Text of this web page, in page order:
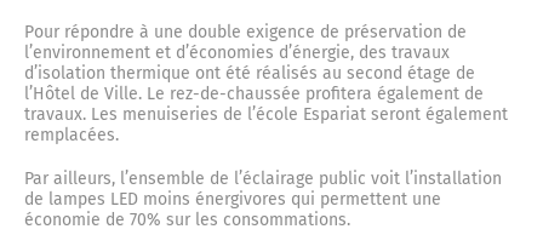
Les baraques militaires
La poudrière Lucrèce
La place Saint-Michel
Les décisions
Le conseil municipal des Jeunes et des Enfants
Emploi
Nos publications
Plan interactif de Forcalquier
Exposition permanente
Exposition temporaire
Services
Programmation culturelle
Cinéma Le Bourguet
La médiathèque
Le service urbanisme
Démarches
Plan Local d’Urbanisme
Animations
Les installations sportives
Musée municipal
Parking des Cordeliers
Pour répondre à une double exigence de préservation de
l’environnement et d’économies d’énergie, des travaux
d’isolation thermique ont été réalisés au second étage de
l’Hôtel de Ville. Le rez-de-chaussée profitera également de
travaux. Les menuiseries de l’école Espariat seront également
remplacées.
Par ailleurs, l’ensemble de l’éclairage public voit l’installation
de lampes LED moins énergivores qui permettent une
économie de 70% sur les consommations.